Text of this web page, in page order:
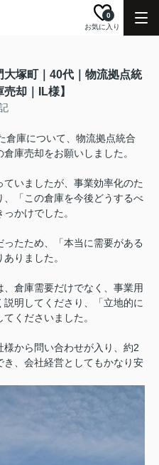
お気に入り
0
大塚町｜40代｜物流拠点統
却｜IL様】
倉庫について、物流拠点統合
庫売却をお願いしました。
いましたが、事業効率化のた
「この倉庫を今後どうするべ
かけでした。
たため、「本当に需要がある
りました。
倉庫需要だけでなく、事業用
明してくださり、「立地的に
くださいました。
から問い合わせが入り、約2
、会社経営としてもかなり安